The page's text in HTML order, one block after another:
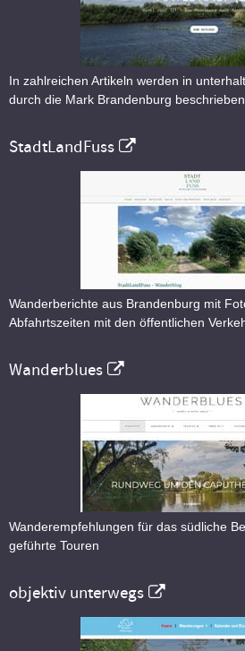
In zahlreichen Artikeln werden in
durch die Mark Brandenburg
StadtLandFuss
Wanderberichte aus Brandenburg mit
Abfahrtszeiten mit den öffentlichen
Wanderblues
Wanderempfehlungen für das südliche
geführte Touren
objektiv unterwegs